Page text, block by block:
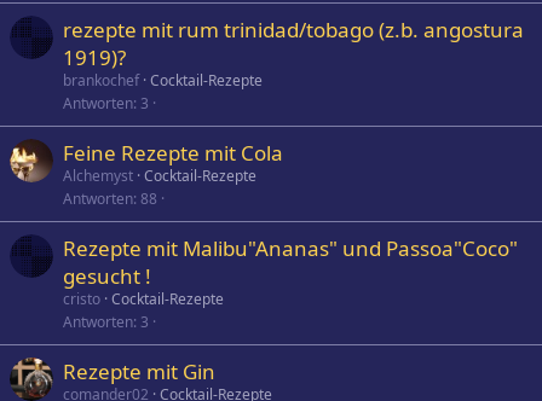
rezepte mit rum trinidad/tobago (z.b. angostura
1919)?
brankochef Cocktail-Rezepte
Antworten 3
Feine Rezepte mit Cola
Alchemyst Cocktail-Rezepte
Antworten 88
Rezepte mit Malibu"Ananas" und Passoa"Coco"
gesucht !
cristo Cocktail-Rezepte
Antworten 3
Rezepte mit Gin
comander02 Cocktail-Rezepte